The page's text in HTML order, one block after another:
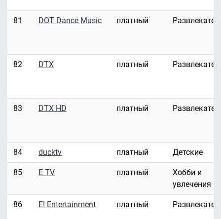
81 DOT Dance Music платный
82 DTX платный
83 DTX HD платный
84 ducktv платный Детские
85 E TV платный
Хобби и
увлечения
86 E! Entertainment платный